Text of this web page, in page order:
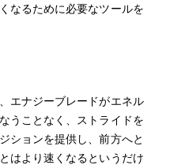
なるために必要なツールを
エナジーブレードがエネル
うことなく、ストライドを
ションを提供し、前方へと
はより速くなるというだけ